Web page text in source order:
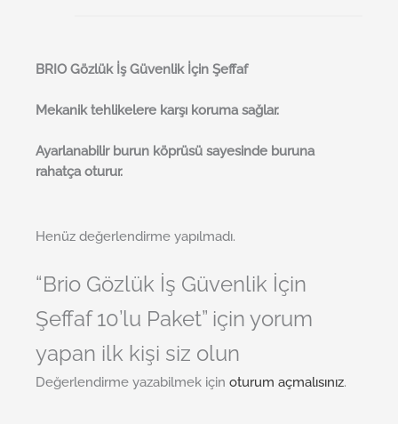
BRIO Gözlük İş Güvenlik İçin Şeffaf
Mekanik tehlikelere karşı koruma sağlar.
Ayarlanabilir burun köprüsü sayesinde buruna
rahatça oturur.
Henüz değerlendirme yapılmadı.
“Brio Gözlük İş Güvenlik İçin
Şeffaf 10’lu Paket” için yorum
yapan ilk kişi siz olun
Değerlendirme yazabilmek için oturum açmalısınız.